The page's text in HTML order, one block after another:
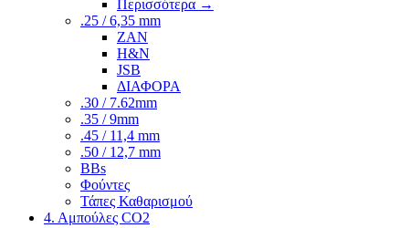
Περισσότερα →
.25 / 6,35 mm
ZAN
H&N
JSB
ΔΙΑΦΟΡΑ
.30 / 7.62mm
.35 / 9mm
.45 / 11,4 mm
.50 / 12,7 mm
BBs
Φούντες
Τάπες Καθαρισμού
4. Αμπούλες CO2